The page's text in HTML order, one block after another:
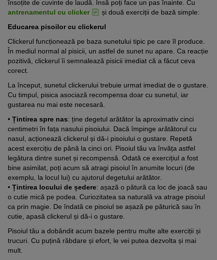
însoțite de cuvinte de laudă. Însă poți face un pas înainte. Cu
antrenamentul cu clicker
și două exerciții de bază simple:
Educarea pisoilor cu clickerul
Clickerul funcționează pe baza sunetului tipic pe care îl produce.
În mediul normal al pisicii, un astfel de sunet nu apare. Ca reacție
pozitivă, clickerul îi semnalează pisicii imediat că a făcut ceva
corect.
La început, sunetul clickerului trebuie urmat imediat de o gustare.
Cu timpul, pisica asociază recompensa doar cu sunetul, iar
gustarea nu mai este necesară.
• Țintirea spre nas: ține degetul arătător la aproximativ cinci
centimetri în fața nasului pisoiului. Dacă împinge arătătorul cu
nasul, acționează clickerul și dă-i pisoiului o gustare. Repetă
acest exercițiu de până la cinci ori. Pisoiul tău va învăța astfel
legătura dintre sunet și recompensă. Odată ce exercițiul a fost
bine asimilat, poți acum să atragi pisoiul în anumite locuri (de
exemplu, la locul lui) cu ajutorul degetului arătător.
• Țintirea locului de ședere: așază o pătură ca loc de joacă sau
o cutie mică pe podea. Curiozitatea sa naturală va atrage pisoiul
ca prin magie. De îndată ce pisoiul se așază pe păturică sau în
cutie, apasă clickerul și dă-i o gustare.
Pisoiul tău a dobândit acum bazele pentru multe alte exerciții și
trucuri. Cu puțină răbdare și efort, le vei putea dezvolta și mai
mult.